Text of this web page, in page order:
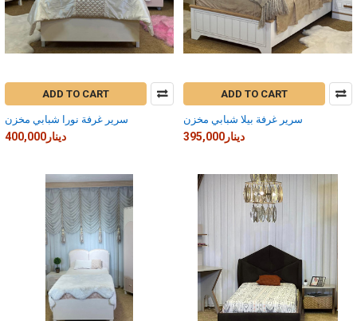
ADD TO CART
سرير غرفة نورا شبابي مخزن
400,000دينار
ADD TO CART
سرير غرفة بيلا شبابي مخزن
395,000دينار